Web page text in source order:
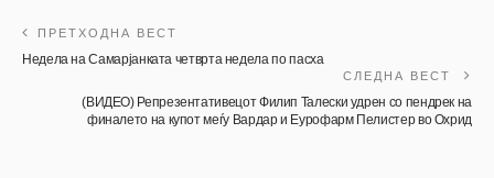
ПРЕТХОДНА ВЕСТ
Недела на Самарјанката четврта недела по пасха
СЛЕДНА ВЕСТ
(ВИДЕО) Репрезентативецот Филип Талески удрен со пендрек на
финалето на купот меѓу Вардар и Еурофарм Пелистер во Охрид